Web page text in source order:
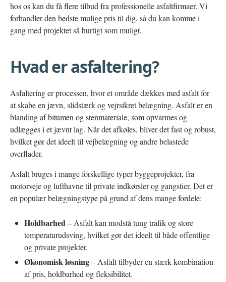
hos os kan du få flere tilbud fra professionelle asfaltfirmaer. Vi
forhandler den bedste mulige pris til dig, så du kan komme i
gang med projektet så hurtigt som muligt.
Hvad er asfaltering?
Asfaltering er processen, hvor et område dækkes med asfalt for
at skabe en jævn, slidstærk og vejrsikret belægning. Asfalt er en
blanding af bitumen og stenmateriale, som opvarmes og
udlægges i et jævnt lag. Når det afkøles, bliver det fast og robust,
hvilket gør det ideelt til vejbelægning og andre belastede
overflader.
Asfalt bruges i mange forskellige typer byggeprojekter, fra
motorveje og lufthavne til private indkørsler og gangstier. Det er
en populær belægningstype på grund af dens mange fordele:
Holdbarhed– Asfalt kan modstå tung trafik og store
temperaturudsving, hvilket gør det ideelt til både offentlige
og private projekter.
Økonomisk løsning– Asfalt tilbyder en stærk kombination
af pris, holdbarhed og fleksibilitet.